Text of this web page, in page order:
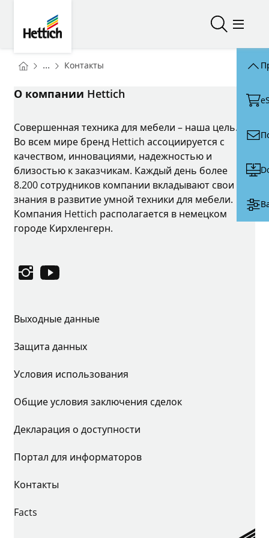
Открыть/
You are here:
Homepage
... Контакты
О компании Hettich
Совершенная техника для мебели – наша цель.
Во всем мире бренд Hettich ассоциируется с
качеством, инновациями, надежностью и
близостью к заказчикам. Каждый день более
8.200 сотрудников компании вкладывают свои
знания в развитие умной техники для мебели.
Компания Hettich располагается в немецком
городе Кирхленгерн.
InstagramYouTube
Выходные данные
Защита данных
Условия использования
Общие условия заключения сделок
Декларация о доступности
Портал для информаторов
Контакты
Facts